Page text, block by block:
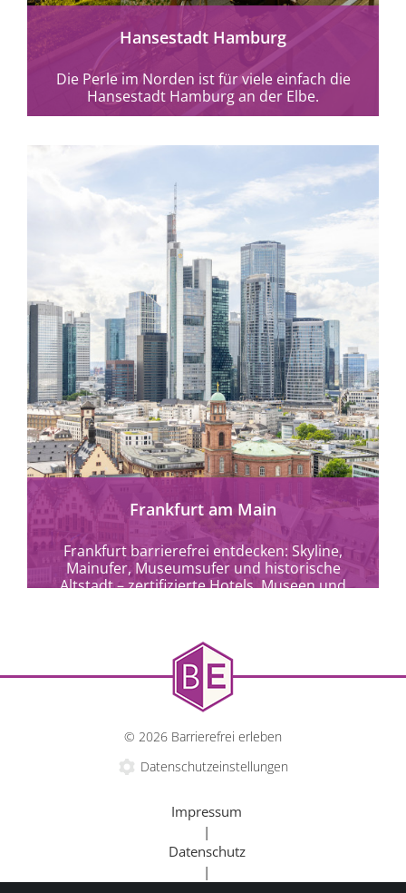
Hansestadt Hamburg
Die Perle im Norden ist für viele einfach die
Hansestadt Hamburg an der Elbe.
mehr erfahren
Frankfurt am Main
Frankfurt barrierefrei entdecken: Skyline,
Mainufer, Museumsufer und historische
Altstadt – zertifizierte Hotels, Museen und
© 2026 Barrierefrei erleben
Datenschutzeinstellungen
Impressum
|
Datenschutz
|